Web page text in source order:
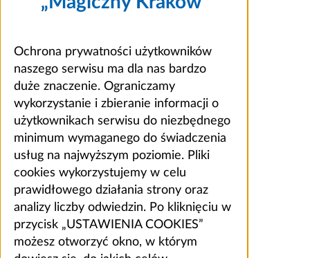
Ochrona prywatności użytkowników
naszego serwisu ma dla nas bardzo
duże znaczenie. Ograniczamy
wykorzystanie i zbieranie informacji o
użytkownikach serwisu do niezbędnego
minimum wymaganego do świadczenia
usług na najwyższym poziomie. Pliki
cookies wykorzystujemy w celu
prawidłowego działania strony oraz
analizy liczby odwiedzin. Po kliknięciu w
przycisk „USTAWIENIA COOKIES”
możesz otworzyć okno, w którym